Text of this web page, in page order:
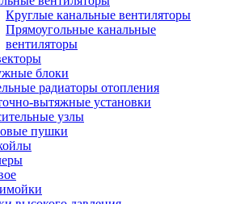
Круглые канальные вентиляторы
Прямоугольные канальные
вентиляторы
блоки
радиаторы отопления
вытяжные установки
узлы
пушки